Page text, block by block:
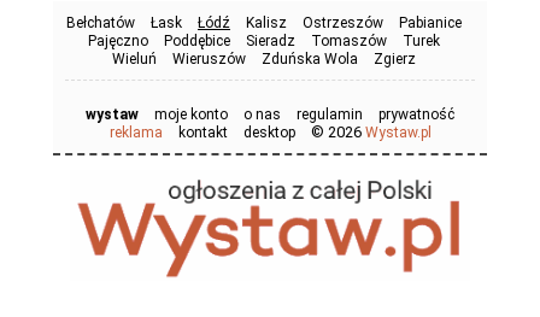
Bełchatów Łask Łódź Kalisz Ostrzeszów
Pabianice
Pajęczno
Poddębice Sieradz Tomaszów
Turek
Wieluń
Wieruszów Zduńska Wola Zgierz
wystaw moje konto o nas regulamin
prywatność
reklama
kontakt desktop © 2026 Wystaw.pl